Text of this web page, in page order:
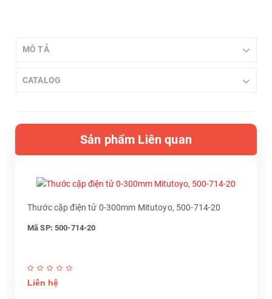
MÔ TẢ
CATALOG
Sản phẩm Liên quan
Thước cặp điện tử 0-300mm Mitutoyo, 500-714-20
Mã SP: 500-714-20
Liên hệ